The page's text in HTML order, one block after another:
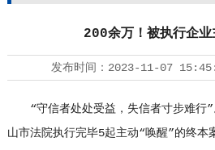
200余万！被执行企
发布时间： 2023-11-07
“守信者处处受益，失信者寸步难行”
山市法院执行完毕5起主动“唤醒”的终本